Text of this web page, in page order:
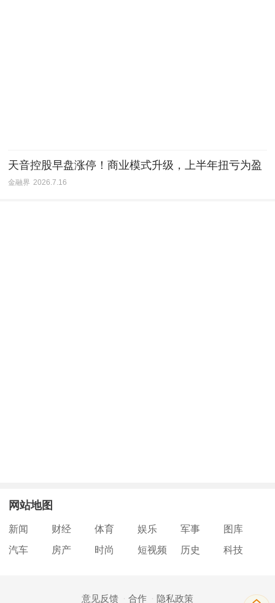
天音控股早盘涨停！商业模式升级，上半年扭亏为盈
金融界 2026.7.16
网站地图
新闻 财经 体育 娱乐 军事
图库
汽车
房产 时尚 短视频 历史 科技
意见反馈 合作 隐私政策